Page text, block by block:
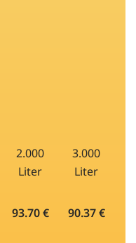
2.000
Liter
3.000
Liter
93.70 € 90.37 €